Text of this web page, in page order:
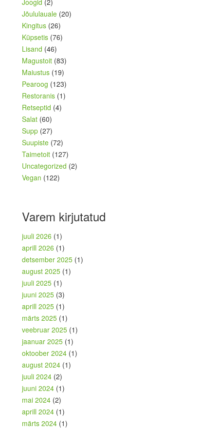
Jõululauale (20)
Kingitus (26)
Küpsetis (76)
Lisand (46)
Magustoit (83)
Maiustus (19)
Pearoog (123)
Restoranis (1)
Retseptid (4)
Salat (60)
Supp (27)
Suupiste (72)
Taimetoit (127)
Uncategorized (2)
Vegan (122)
Varem kirjutatud
juuli 2026 (1)
aprill 2026 (1)
detsember 2025 (1)
august 2025 (1)
juuli 2025 (1)
juuni 2025 (3)
aprill 2025 (1)
märts 2025 (1)
veebruar 2025 (1)
jaanuar 2025 (1)
oktoober 2024 (1)
august 2024 (1)
juuli 2024 (2)
juuni 2024 (1)
mai 2024 (2)
aprill 2024 (1)
märts 2024 (1)